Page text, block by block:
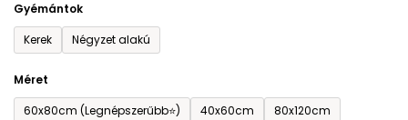
Gyémántok
Kerek
Négyzet alakú
Méret
60x80cm (Legnépszerűbb⭐)
40x60cm 80x120cm